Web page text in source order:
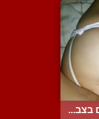
בצב...